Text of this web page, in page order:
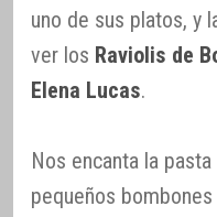
uno de sus platos, y
ver los Raviolis de
Elena Lucas.
Nos encanta la
pequeños